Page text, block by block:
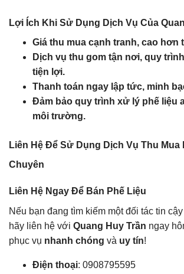
Lợi Ích Khi Sử Dụng Dịch Vụ Của
Giá thu mua cạnh tranh, cao hơn
Dịch vụ thu gom tận nơi, quy
tiện lợi.
Thanh toán ngay lập tức, minh
Đảm bảo quy trình xử lý phế liệu
môi trường.
Liên Hệ Để Sử Dụng Dịch Vụ Thu Mua
Chuyên
Liên Hệ Ngay Để Bán Phế Liệu
Nếu bạn đang tìm kiếm một đối tác tin
hãy liên hệ với Quang Huy Trần ngay
phục vụ nhanh chóng và uy tín!
Điện thoại: 0908795595